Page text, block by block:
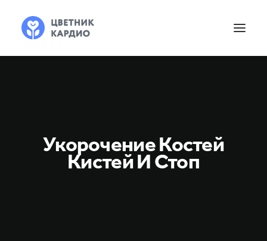
Укорочение Костей
Кистей И Стоп